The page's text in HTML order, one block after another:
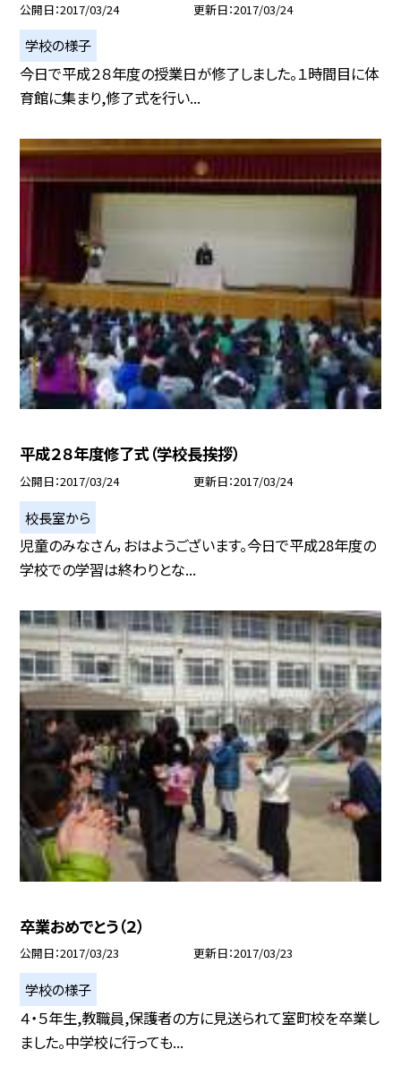
公開日 2017/03/24 更新日 2017/03/24
学校の様子
今日で平成２８年度の授業日が修了しました。１時間目に体
育館に集まり,修了式を行い...
平成２８年度修了式（学校長挨拶）
公開日 2017/03/24 更新日 2017/03/24
校長室から
児童のみなさん，おはようございます。今日で平成28年度の
学校での学習は終わりとな...
卒業おめでとう（２）
公開日 2017/03/23 更新日 2017/03/23
学校の様子
４・５年生,教職員,保護者の方に見送られて室町校を卒業し
ました。中学校に行っても...